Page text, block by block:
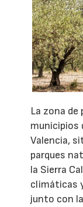
La zona
municipios
Valencia,
parques
la Sierra
climáticas
junto con